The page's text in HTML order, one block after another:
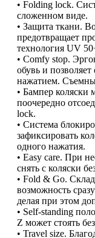
• Folding lock.
сложенном виде.
• Защита ткани.
предотвращает
технология UV
• Comfy stop.
обувь и
нажатием.
• Бампер коляски
поочередно
lock.
• Система
зафиксировать
одного нажатия.
• Easy care. При
снять с коляски
• Fold & Go.
возможность
делая при этом
• Self-standing
Z может стоять
• Travel size.